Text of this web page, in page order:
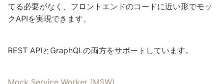
てる必要がなく、フロントエンドのコードに近い形でモッ
クAPIを実現できます。
REST APIとGraphQLの両方をサポートしています。